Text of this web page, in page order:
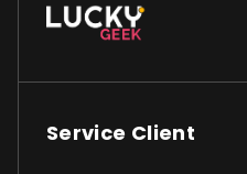
Service Client